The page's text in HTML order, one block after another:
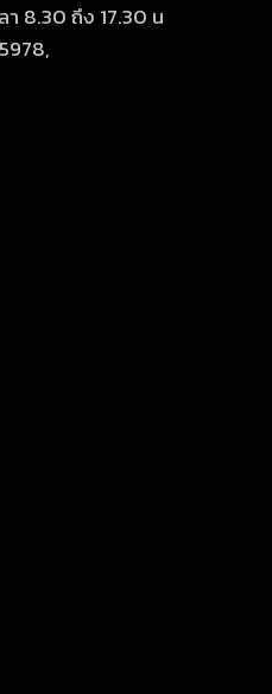
า 8.30 ถึง 17.30 น